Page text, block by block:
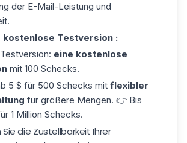
der E-Mail-Leistung und
kostenlose Testversion :
eine kostenlose
mit 100 Schecks.
5 $ für 500 Schecks mit flexibler
für größere Mengen. 👉 Bis
1 Million Schecks.
die Zustellbarkeit Ihrer